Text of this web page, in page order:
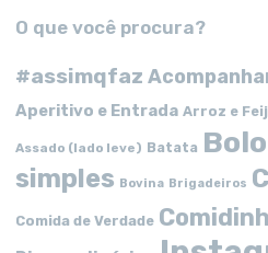
O que você procura?
#assimqfaz
Aperitivo e Entrada Arroz e
Assado (lado leve) Batata Bolo
simples Bovina Brigadeiros
Comida de Verdade